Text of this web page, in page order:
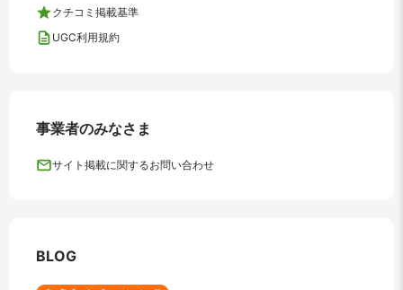
クチコミ掲載基準
UGC利用規約
事業者のみなさま
サイト掲載に関するお問い合わせ
BLOG